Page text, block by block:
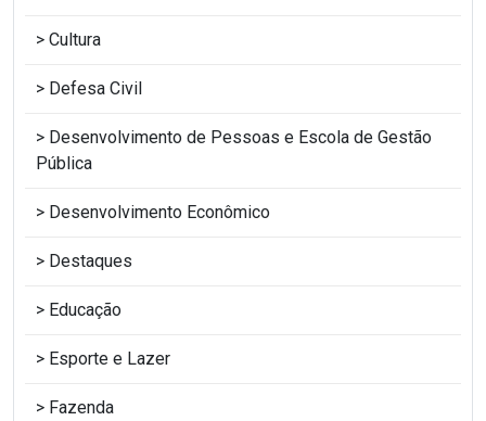
Cultura
Defesa Civil
Desenvolvimento de Pessoas e Escola de Gestão
Pública
Desenvolvimento Econômico
Destaques
Educação
Esporte e Lazer
Fazenda